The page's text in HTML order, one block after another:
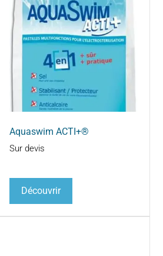
Aquaswim ACTI+®
Sur devis
Découvrir